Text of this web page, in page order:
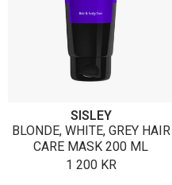
SISLEY
BLONDE, WHITE, GREY HAIR
CARE MASK 200 ML
1 200 KR